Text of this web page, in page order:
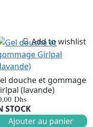
Add to wishlist
douche et gommage
(lavande)
Dhs
STOCK
Ajouter au panier